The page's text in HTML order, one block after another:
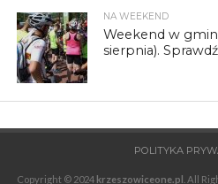
NA WEEKEND
Weekend w
sierpnia).
POLITYKA
Copyright © 2024 krzeszowiceone.pl . All